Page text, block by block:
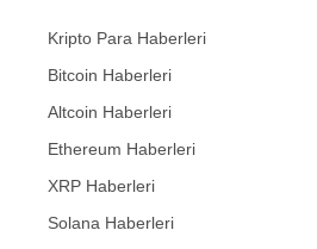
Kripto Para Haberleri
Bitcoin Haberleri
Altcoin Haberleri
Ethereum Haberleri
XRP Haberleri
Solana Haberleri